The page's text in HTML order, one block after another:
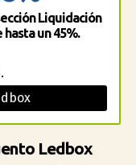
Liquidación
un 45%.
Ledbox